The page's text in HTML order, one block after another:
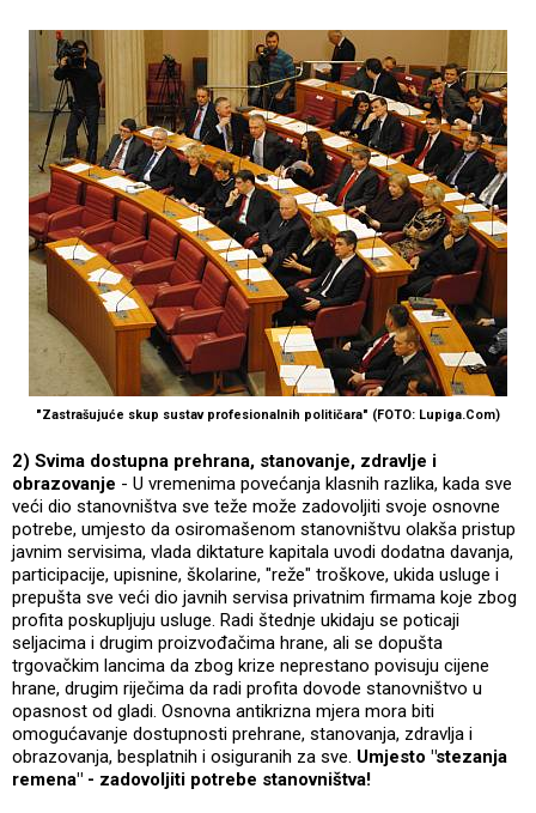
"Zastrašujuće skup sustav profesionalnih političara" (FOTO: Lupiga.Com)
2) Svima dostupna prehrana, stanovanje, zdravlje i
obrazovanje - U vremenima povećanja klasnih razlika, kada sve
veći dio stanovništva sve teže može zadovoljiti svoje osnovne
potrebe, umjesto da osiromašenom stanovništvu olakša pristup
javnim servisima, vlada diktature kapitala uvodi dodatna davanja,
participacije, upisnine, školarine, "reže" troškove, ukida usluge i
prepušta sve veći dio javnih servisa privatnim firmama koje zbog
profita poskupljuju usluge. Radi štednje ukidaju se poticaji
seljacima i drugim proizvođačima hrane, ali se dopušta
trgovačkim lancima da zbog krize neprestano povisuju cijene
hrane, drugim riječima da radi profita dovode stanovništvo u
opasnost od gladi. Osnovna antikrizna mjera mora biti
omogućavanje dostupnosti prehrane, stanovanja, zdravlja i
obrazovanja, besplatnih i osiguranih za sve. Umjesto "stezanja
remena" - zadovoljiti potrebe stanovništva!